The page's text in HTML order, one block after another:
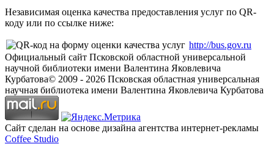
Независимая оценка качества предоставления услуг по QR-
коду или по ссылке ниже:
http://bus.gov.ru
Официальный сайт Псковской областной универсальной
научной библиотеки имени Валентина Яковлевича
Курбатова© 2009 - 2026 Псковская областная универсальная
научная библиотека имени Валентина Яковлевича Курбатова
Сайт сделан на основе дизайна агентства интернет-рекламы
Coffee Studio